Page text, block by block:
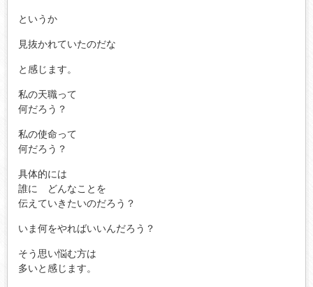
というか
見抜かれていたのだな
と感じます。
私の天職って
何だろう？
私の使命って
何だろう？
具体的には
誰に どんなことを
伝えていきたいのだろう？
いま何をやればいいんだろう？
そう思い悩む方は
多いと感じます。